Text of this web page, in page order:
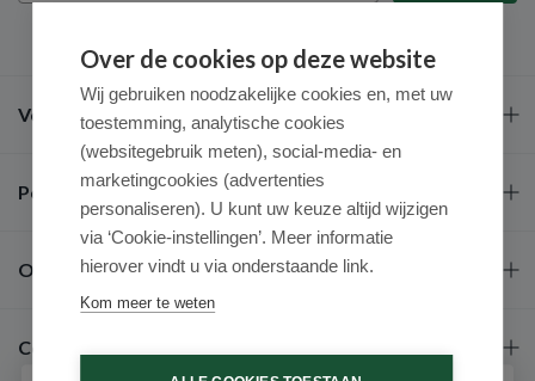
Veel gestelde vragen
Populaire merken
Over ons
Contact
Over de cookies op deze website
Wij gebruiken noodzakelijke cookies en, met uw
toestemming, analytische cookies
(websitegebruik meten), social-media- en
marketingcookies (advertenties
personaliseren). U kunt uw keuze altijd wijzigen
via ‘Cookie-instellingen’. Meer informatie
hierover vindt u via onderstaande link.
Kom meer te weten